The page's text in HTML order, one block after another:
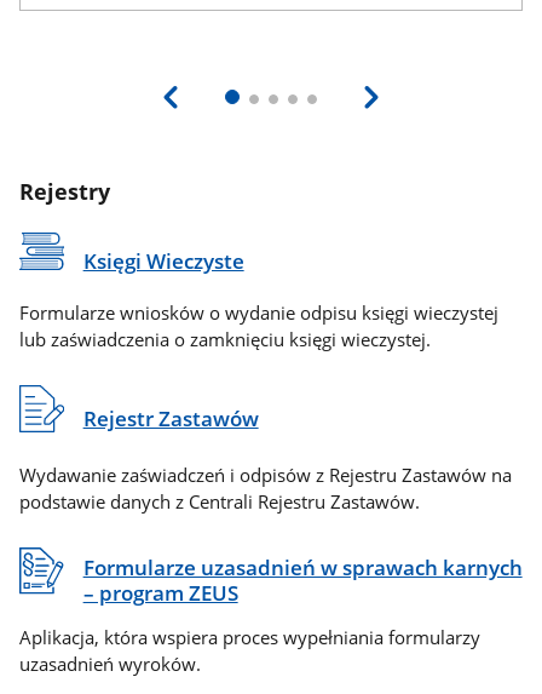
Rejestry
Księgi Wieczyste
Formularze wniosków o wydanie odpisu księgi wieczystej
lub zaświadczenia o zamknięciu księgi wieczystej.
Rejestr Zastawów
Wydawanie zaświadczeń i odpisów z Rejestru Zastawów na
podstawie danych z Centrali Rejestru Zastawów.
Formularze uzasadnień w sprawach karnych
– program ZEUS
Aplikacja, która wspiera proces wypełniania formularzy
uzasadnień wyroków.